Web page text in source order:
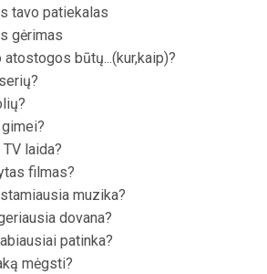
tavo patiekalas
gėrimas
būtų...(kur,kaip)?
laida?
filmas?
muzika?
dovana?
patinka?
mėgsti?